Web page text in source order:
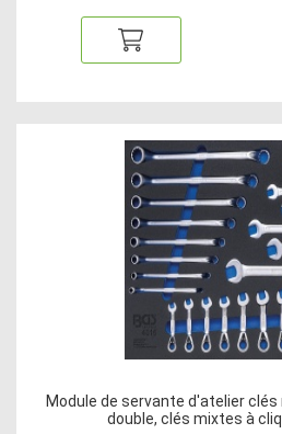
Module de servante d'atelier
double, clés mixtes à